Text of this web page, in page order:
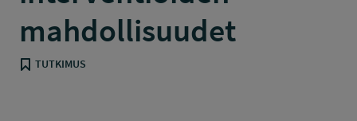
mahdollisuudet
TUTKIMUS